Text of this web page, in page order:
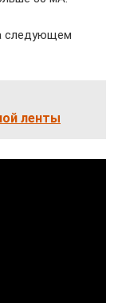
следующем
ленты